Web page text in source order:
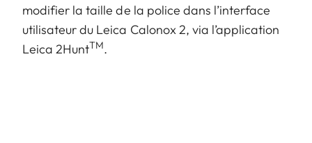
modifier la taille de la police dans l’interface
utilisateur du Leica Calonox 2, via l’application
Leica 2HuntTM.